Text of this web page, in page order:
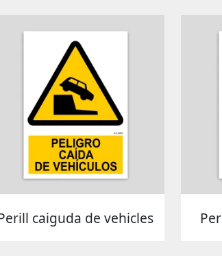
caiguda de vehicles